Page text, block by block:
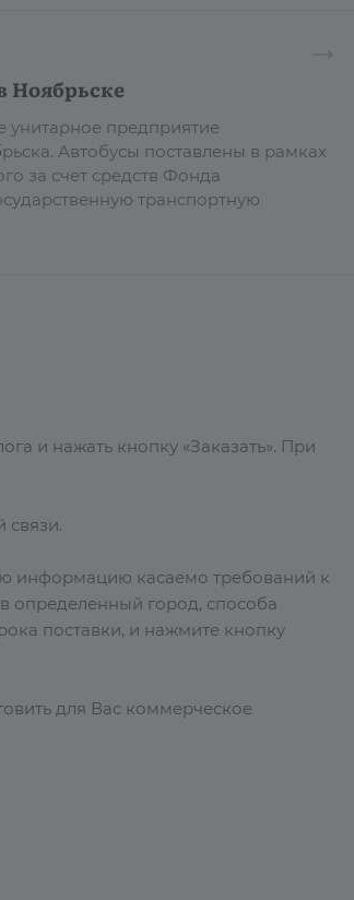
Ноябрьске
унитарное предприятие
Автобусы поставлены в рамках
за счет средств Фонда
транспортную
и нажать кнопку «Заказать». При
информацию касаемо требований к
определенный город, способа
поставки, и нажмите кнопку
для Вас коммерческое